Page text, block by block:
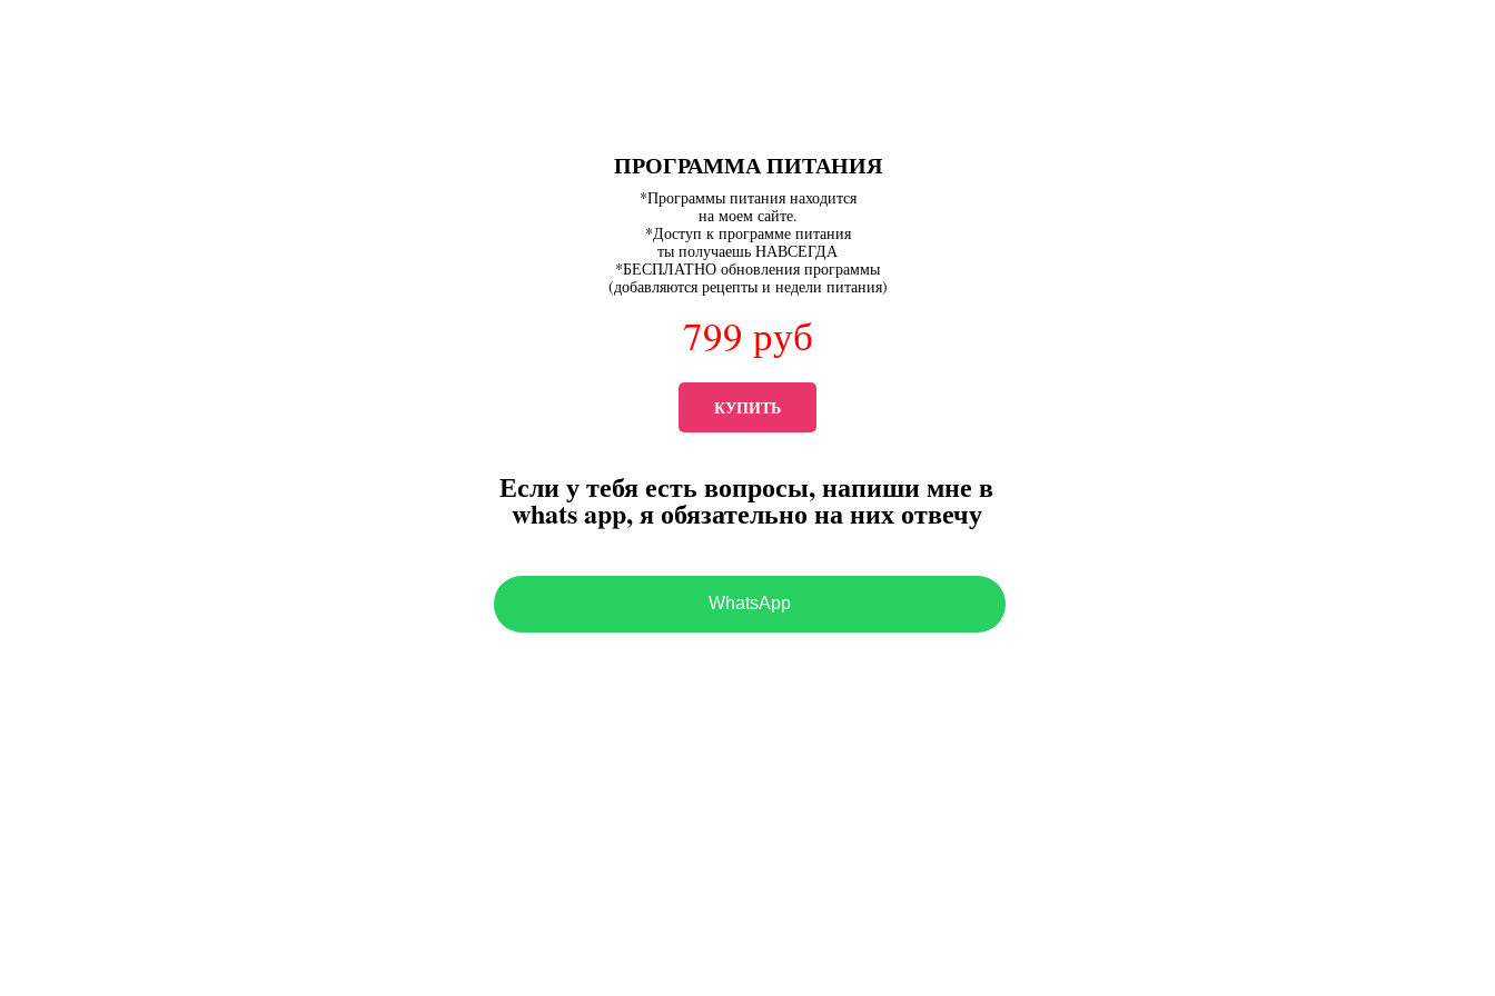
ПРОГРАММА ПИТАНИЯ
*Программы питания находится
на моем сайте.
*Доступ к программе питания
ты получаешь НАВСЕГДА
*БЕСПЛАТНО обновления программы
(добавляются рецепты и недели питания)
799 руб
КУПИТЬ
Если у тебя есть вопросы, напиши мне в
whats app, я обязательно на них отвечу
WhatsApp